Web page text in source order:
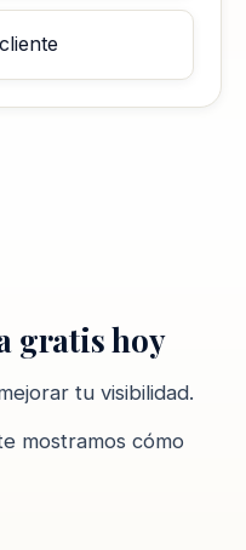
gratis hoy
tu visibilidad.
mostramos cómo